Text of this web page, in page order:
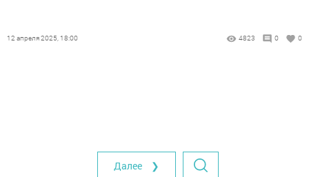
12 апреля 2025, 18:00 4823 0 0
Далее ❯